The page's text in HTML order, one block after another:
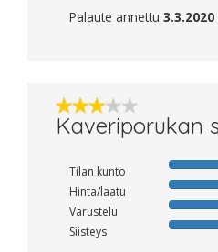
Palaute annettu 3.3.2020
Kaveriporukan
Tilan kunto
Hinta/laatu
Varustelu
Siisteys